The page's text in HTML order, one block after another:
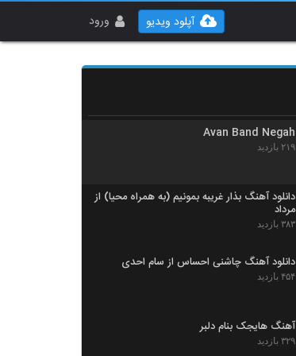
ورود آپلود ویدیو
دانلود آهنگ سعید آسایش غروب جمعه
Avan Band Negah
۲۱۹ بازدید
دانلود آهنگ بذار غریبه بمونیم (به همراه محیا) از
مرداد
۳۸۳ بازدید
دانلود آهنگ چاشنی احساس از سام احدی
۴۵۴ بازدید
آهنگ هایجک بنام دلبر
۳۲۹ بازدید